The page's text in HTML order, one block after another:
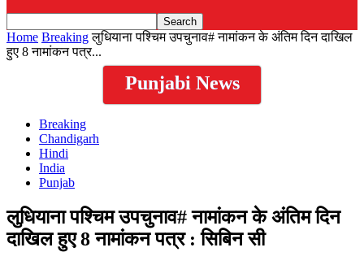
Home Breaking लुधियाना पश्चिम उपचुनाव# नामांकन के अंतिम दिन दाखिल
हुए 8 नामांकन पत्र...
Punjabi News
Breaking
Chandigarh
Hindi
India
Punjab
लुधियाना पश्चिम उपचुनाव# नामांकन के अंतिम दिन
दाखिल हुए 8 नामांकन पत्र : सिबिन सी